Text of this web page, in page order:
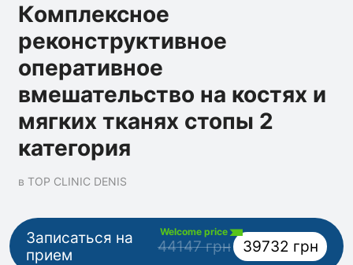
Комплексное
реконструктивное
оперативное
вмешательство на костях и
мягких тканях стопы 2
категория
в TOP CLINIC DENIS
Записаться на
прием
Welcome price
44147 грн 39732 грн